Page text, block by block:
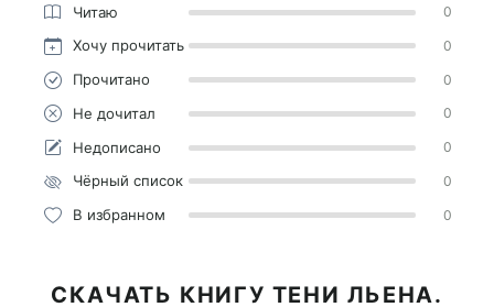
Читаю 0
Хочу прочитать 0
Прочитано 0
Не дочитал 0
Недописано 0
Чёрный список 0
В избранном 0
СКАЧАТЬ КНИГУ ТЕНИ ЛЬЕНА.